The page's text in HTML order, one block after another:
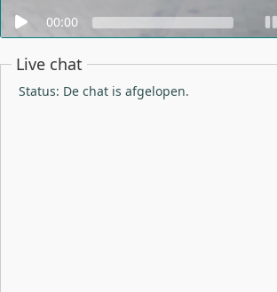
00:00
Live chat
Status: De chat is afgelopen.